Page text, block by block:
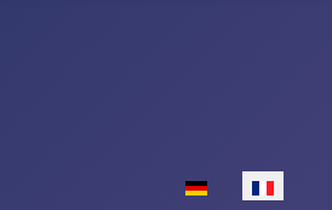
Sélectionnez